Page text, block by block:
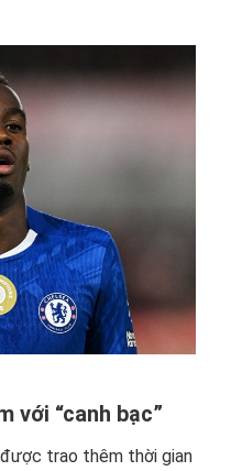
với “canh bạc”
trao thêm thời gian